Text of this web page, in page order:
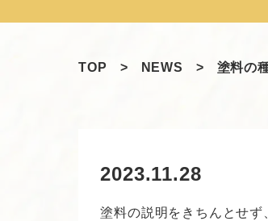
TOP > NEWS > 塗料の
2023.11.28
塗料の説明をきちんとせ